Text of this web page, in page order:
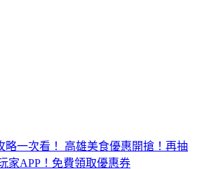
略一次看！ 高雄美食優惠開搶！再抽
家APP！免費領取優惠券